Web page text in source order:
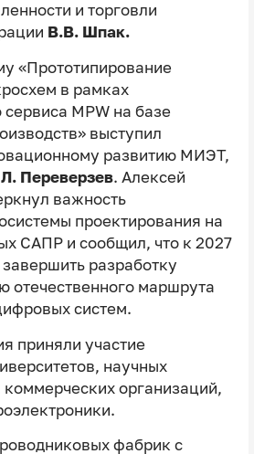
и торговли
В.В. Шпак.
«Прототипирование
в рамках
MPW на базе
выступил
развитию МИЭТ,
Переверзев. Алексей
важность
проектирования на
САПР и сообщил, что к 2027
разработку
отечественного маршрута
систем.
приняли участие
научных
организаций,
фабрик с